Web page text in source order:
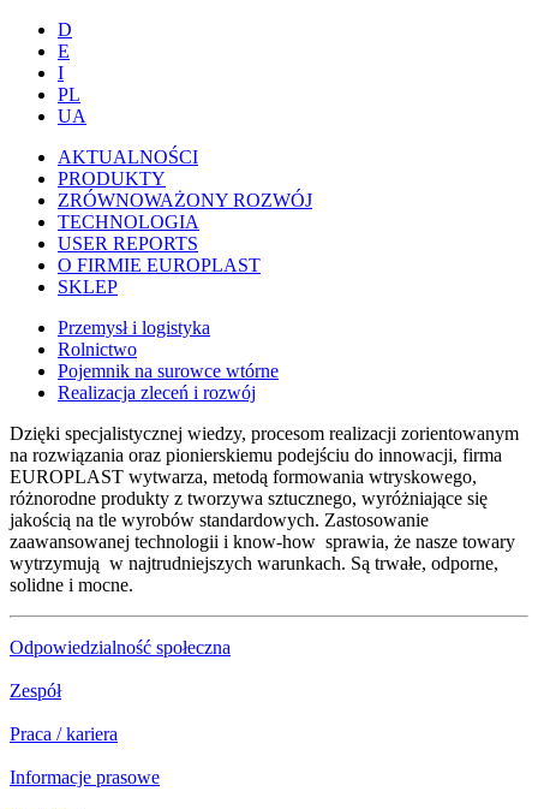
D
E
I
PL
UA
AKTUALNOŚCI
PRODUKTY
ZRÓWNOWAŻONY ROZWÓJ
TECHNOLOGIA
USER REPORTS
O FIRMIE EUROPLAST
SKLEP
Przemysł i logistyka
Rolnictwo
Pojemnik na surowce wtórne
Realizacja zleceń i rozwój
Dzięki specjalistycznej wiedzy, procesom realizacji zorientowanym
na rozwiązania oraz pionierskiemu podejściu do innowacji, firma
EUROPLAST wytwarza, metodą formowania wtryskowego,
różnorodne produkty z tworzywa sztucznego, wyróżniające się
jakością na tle wyrobów standardowych. Zastosowanie
zaawansowanej technologii i know-how sprawia, że nasze towary
wytrzymują w najtrudniejszych warunkach. Są trwałe, odporne,
solidne i mocne.
Odpowiedzialność społeczna
Zespół
Praca / kariera
Informacje prasowe